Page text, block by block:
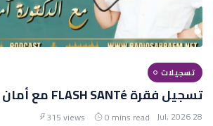
تسجيلات
تسجيل فقرة FLASH SANTé مع أمان عيسى
28 Jul, 2026
0 mins read
315 views